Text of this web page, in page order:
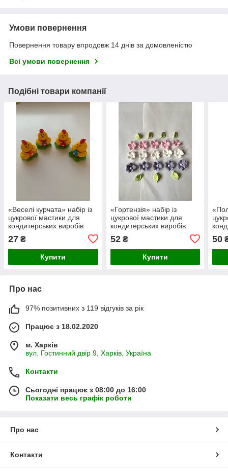
Умови повернення
Повернення товару впродовж 14 днів за домовленістю
Всі умови повернення
Подібні товари компанії
«Веселi курчата» набiр iз
цукрової мастики для
кондитерських виробів
27 ₴
Купити
«Гортензія» набiр iз
цукрової мастики для
кондитерських виробів
52₴
Купити
50
Про нас
97% позитивних з 119 відгуків за рік
Працює з 18.02.2020
м. Харків
вул. Гостинний двір 9, Харків, Україна
Контакти
Сьогодні працює з 08:00 до 16:00
Показати весь графік роботи
Про нас
Контакти